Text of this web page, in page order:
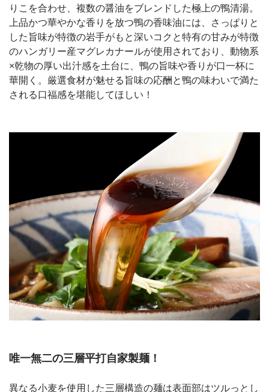
りこを合わせ、複数の醤油をブレンドした極上の鴨清湯。
上品かつ華やかな香りを放つ鴨の香味油には、さっぱりと
した旨味が特徴の岩手がもと深いコクと特有の甘みが特徴
のハンガリー産マグレカナールが使用されており、動物系
×乾物の厚い出汁感を土台に、鴨の旨味や香りが口一杯に
華開く。厳選食材が魅せる旨味の応酬と鴨の味わいで満た
される口福感を堪能してほしい！
唯一無二の三層平打自家製麺！
異なる小麦を使用した三層構造の麺は表面部はツルっとし